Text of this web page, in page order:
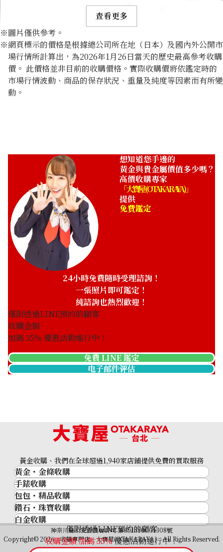
Platinum (Pt900) earrings
收購參考價格
Platinum (Pt900) earrings
查看更多
※圖片僅供參考。
※網頁標示的價格是根據總公司所在地（日本）及國內外公開市
場行情所計算出，為2026年1月26日當天的歷史最高參考收購
價。 此價格並非目前的收購價格。實際收購價將依鑑定時的
市場行情波動、商品的保存狀況、重量及純度等因素而有所變
動。
想知道您手邊的
黃金與貴金屬價值多少嗎？
高價收購專家
「大寶屋 (OTAKARAYA)」
提供
免費鑑定
24小時免費隨時受理諮詢！
一張照片即可鑑定！
純諮詢也熱烈歡迎！
僅限透過LINE預約的顧客
收購金額
加碼35% 優惠活動進行中！
免費 LINE 鑑定
电子邮件评估
僅限透過LINE預約的顧客
收購金額 加碼35%優惠活動進行中！
黃金收購、我們在全球超過1,940家店鋪提供免費的買取服務
黃金・金條收購
黃金與貴金屬
金的錠
金幣
黃金過去10年
黃金飾品
黃金戒指
手錶收購
名牌手錶
Rolex
Patek Philippe
Audemars Piguet
Vacheron Constantin
包包・精品收購
品牌精品
Cartier
LOUIS VUITTON
Hermès
鑽石・珠寶收購
鑽石･珠寶
祖母綠（翠玉）
白金收購
神奈川縣公安委員會許可 第451380001308號
Copyright© 2026 收購專門店—大寶屋(OTAKARAYA) All Rights Reserved.